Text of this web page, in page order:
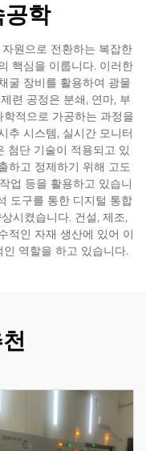
공학
원으로 전환하는 복잡한
핵심을 이룹니다. 이러한
굴 장비를 활용하여 광물
련 공정은 분쇄, 연마, 부
적으로 가공하는 과정을
추 시스템, 실시간 모니터
첨단 기술이 적용되고 있
하고 정제하기 위해 고도
업 등을 활용하고 있습니
도구를 통한 디지털 통합
시켰습니다. 건설, 제조,
적인 자재 생산에 있어 이
역할을 하고 있습니다.